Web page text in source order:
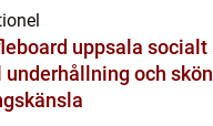
uppsala socialt spel,
underhållning och skön